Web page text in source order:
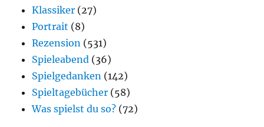
Klassiker (27)
Portrait (8)
Rezension (531)
Spieleabend (36)
Spielgedanken (142)
Spieltagebücher (58)
Was spielst du so? (72)